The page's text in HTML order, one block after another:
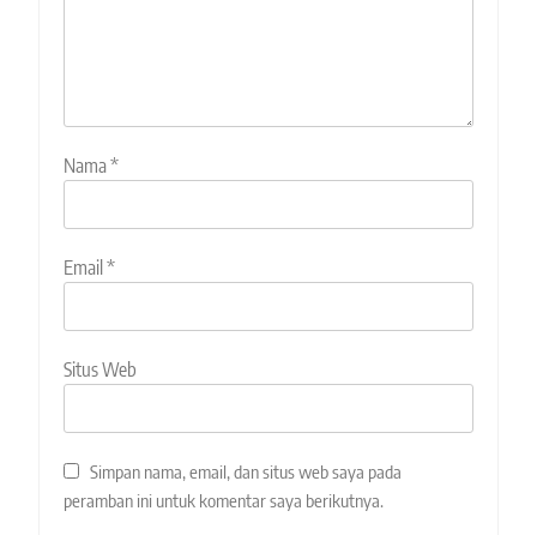
Nama*
Email *
Situs Web
Simpan nama, email, dan situs web saya pada
peramban ini untuk komentar saya berikutnya.